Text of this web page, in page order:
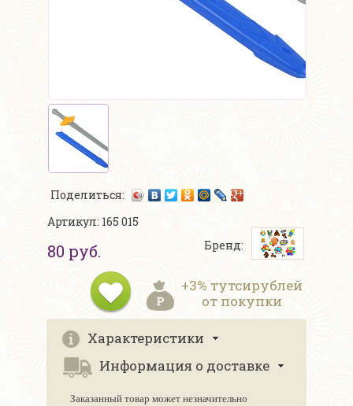
Поделиться:
Артикул: 165 015
80 руб. Бренд:
+3% тутсирублей
от покупки
Характеристики
Информация о доставке
Заказанный товар может незначительно